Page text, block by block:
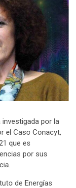
investigada por la
el Caso Conacyt,
que es
por sus
de Energías